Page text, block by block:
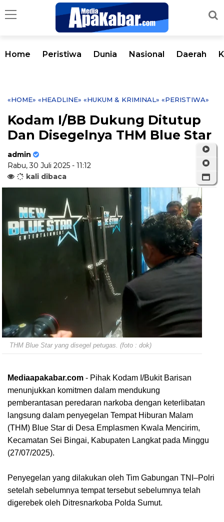
Home Peristiwa Dunia Nasional Daerah
«HOME» «HEADLINE» «HUKUM & KRIMINAL» «PERISTIWA»
Kodam I/BB Dukung Ditutup
Dan Disegelnya THM Blue Star
admin
Rabu, 30 Juli 2025 - 11:12
kali dibaca
THM Blue Star yang disegel petugas. (foto : dok)
Mediaapakabar.com - Pihak Kodam I/Bukit Barisan
menunjukkan komitmen dalam mendukung
pemberantasan peredaran narkoba dengan keterlibatan
langsung dalam penyegelan Tempat Hiburan Malam
(THM) Blue Star di Desa Emplasmen Kwala Mencirim,
Kecamatan Sei Bingai, Kabupaten Langkat pada Minggu
(27/07/2025).
Penyegelan yang dilakukan oleh Tim Gabungan TNI–Polri
setelah sebelumnya tempat tersebut sebelumnya telah
digerebek oleh Ditresnarkoba Polda Sumut.